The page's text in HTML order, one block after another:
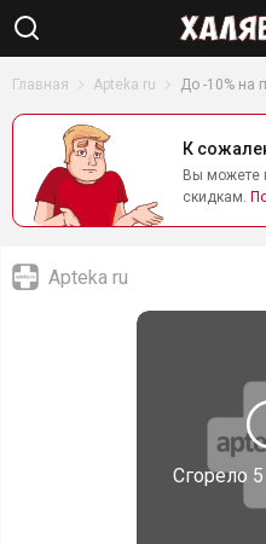
Главная Apteka ru До -10% на
К
Вы можете
скидкам.
Сгорело
Apteka ru